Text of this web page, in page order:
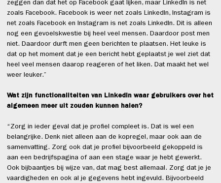
zeggen dan dat het op Facebook gaat lijken, maar LinkedIn is net
zoals Facebook. Facebook is weer net zoals LinkedIn, Instagram is
net zoals Facebook en Instagram is net zoals LinkedIn. Dit is alleen
nog een gevoelskwestie bij heel veel mensen. Daardoor post men
niet. Daardoor durft men geen berichten te plaatsen. Het leuke is
dat op het moment dat je een bericht hebt geplaatst je wel ziet dat
heel veel mensen daarop reageren of het liken. Dat maakt het wel
weer leuker.”
Wat zijn functionaliteiten van LinkedIn waar gebruikers over het
algemeen meer uit zouden kunnen halen?
“Zorg in ieder geval dat je profiel compleet is. Dat is wel een
belangrijke. Denk niet alleen aan de kopregel, maar ook aan de
samenvatting. Zorg ook dat je profiel bijvoorbeeld gekoppeld is
aan een bedrijfspagina of aan een stage waar je hebt gewerkt.
Ook bijbaantjes bij wijze van, dat mag best allemaal. Zorg dat je je
vaardigheden en ook al je gegevens hebt ingevuld. Bijvoorbeeld